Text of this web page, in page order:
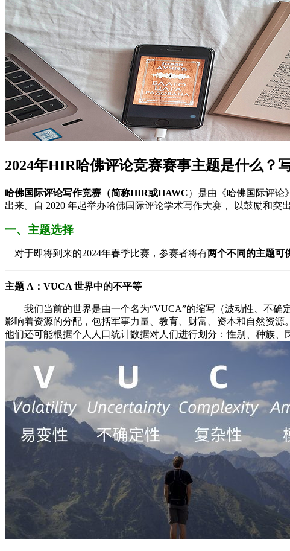
2024年HIR哈佛评论竞赛赛事主题是什么？
哈佛国际评论写作竞赛（简称HIR或HAWC）是由《哈佛国际评论
出来。自 2020 年起举办哈佛国际评论学术写作大赛， 以鼓励和突
一、主题选择
对于即将到来的2024年春季比赛，参赛者将有两个不同的主题可
主题 A：VUCA 世界中的不平等
我们当前的世界是由一个名为“VUCA”的缩写（波动性、不确
影响着资源的分配，包括军事力量、教育、财富、资本和自然资
他们还可能根据个人人口统计数据对人们进行划分：性别、种族、